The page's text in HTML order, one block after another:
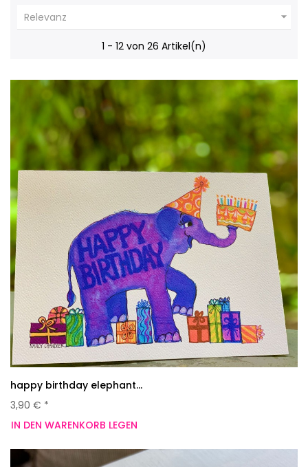
Relevanz 
1 - 12 von 26 Artikel(n)
happy birthday elephant...
3,90 € *
IN DEN WARENKORB LEGEN